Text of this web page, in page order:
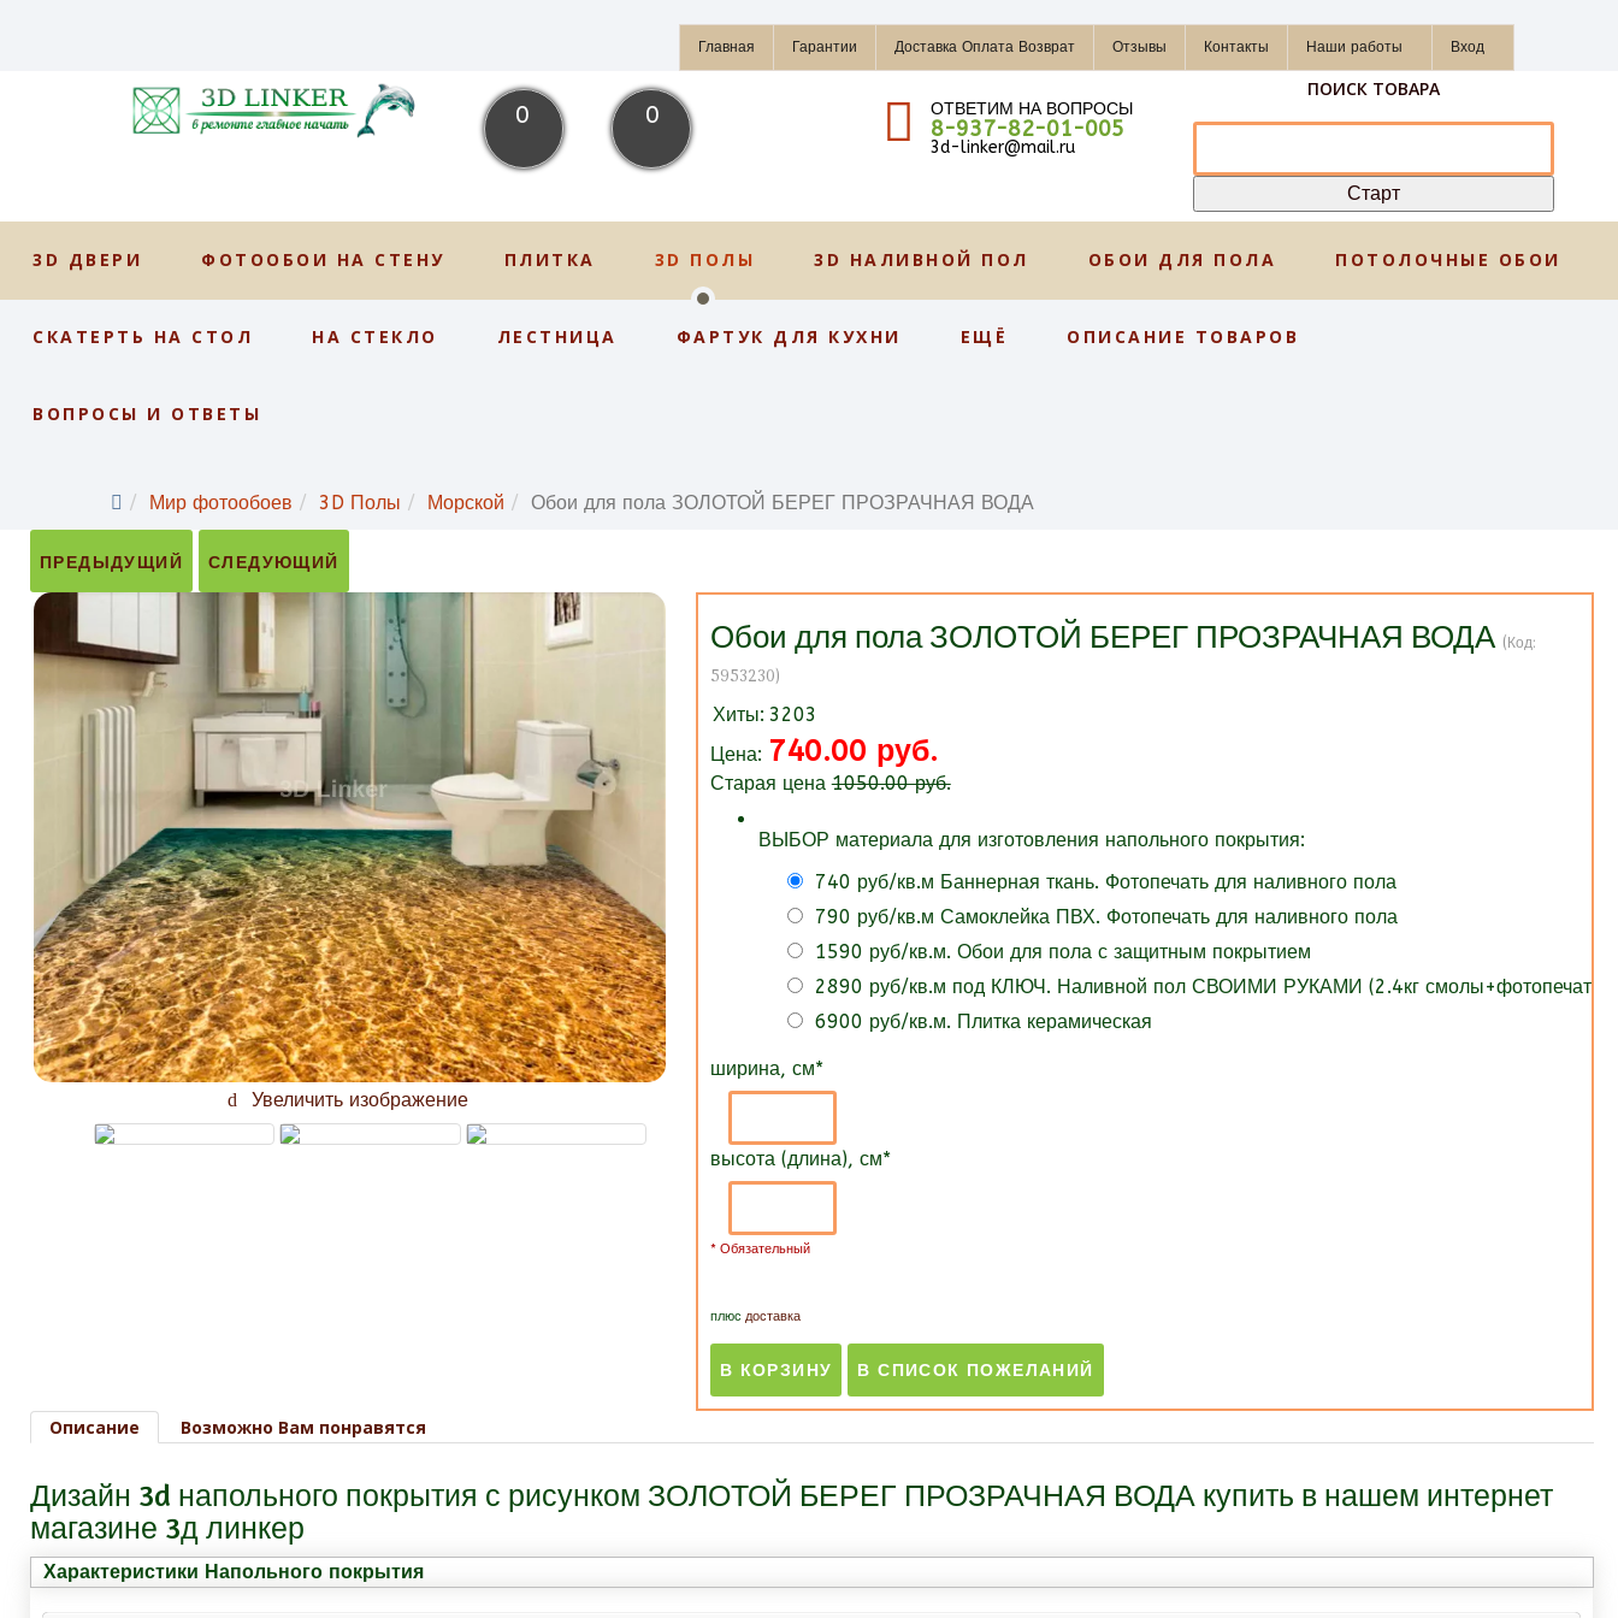
Главная Гарантии Доставка Оплата Возврат Отзывы Контакты Наши работы Вход
0 0 ОТВЕТИМ НА ВОПРОСЫ
8-937-82-01-005
3d-linker@mail.ru
ПОИСК ТОВАРА
3D ДВЕРИ ФОТООБОИ НА СТЕНУ ПЛИТКА 3D ПОЛЫ 3D НАЛИВНОЙ ПОЛ ОБОИ ДЛЯ ПОЛА ПОТОЛОЧНЫЕ ОБОИ
СКАТЕРТЬ НА СТОЛ НА СТЕКЛО ЛЕСТНИЦА ФАРТУК ДЛЯ КУХНИ ЕЩЁ ОПИСАНИЕ ТОВАРОВ
ВОПРОСЫ И ОТВЕТЫ
Мир фотообоев 3D Полы Морской Обои для пола ЗОЛОТОЙ БЕРЕГ ПРОЗРАЧНАЯ ВОДА
ПРЕДЫДУЩИЙ СЛЕДУЮЩИЙ
Увеличить изображение
Обои для пола ЗОЛОТОЙ БЕРЕГ ПРОЗРАЧНАЯ ВОДА (Код:
5953230)
Хиты: 3203
Цена: 740.00 руб.
Старая цена1050.00 руб.
ВЫБОР материала для изготовления напольного покрытия:
740 руб/кв.м Баннерная ткань. Фотопечать для наливного пола
790 руб/кв.м Самоклейка ПВХ. Фотопечать для наливного пола
1590 руб/кв.м. Обои для пола с защитным покрытием
2890 руб/кв.м под КЛЮЧ. Наливной пол СВОИМИ РУКАМИ (2.4кг смолы+фотопечать)
6900 руб/кв.м. Плитка керамическая
ширина, см*
высота (длина), см*
* Обязательный
плюс доставка
Описание Возможно Вам понравятся
Дизайн 3d напольного покрытия с рисунком ЗОЛОТОЙ БЕРЕГ ПРОЗРАЧНАЯ ВОДА купить в нашем интернет
магазине 3д линкер
Характеристики Напольного покрытия